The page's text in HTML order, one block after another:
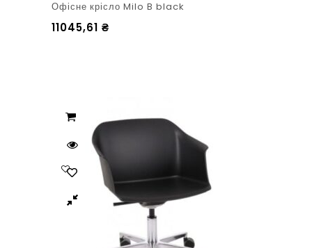
Офісне крісло Milo B black
11045,61 ₴